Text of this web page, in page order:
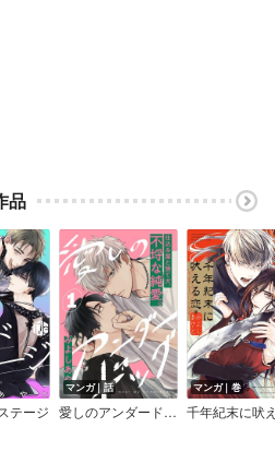
品
テージ
マンガ｜話
愛しのアンダードッグ
マンガ｜巻